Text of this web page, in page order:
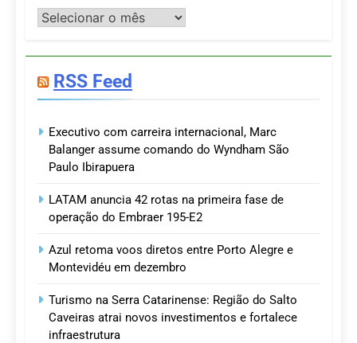
Postagens
RSS Feed
Executivo com carreira internacional, Marc
Balanger assume comando do Wyndham São
Paulo Ibirapuera
LATAM anuncia 42 rotas na primeira fase de
operação do Embraer 195-E2
Azul retoma voos diretos entre Porto Alegre e
Montevidéu em dezembro
Turismo na Serra Catarinense: Região do Salto
Caveiras atrai novos investimentos e fortalece
infraestrutura